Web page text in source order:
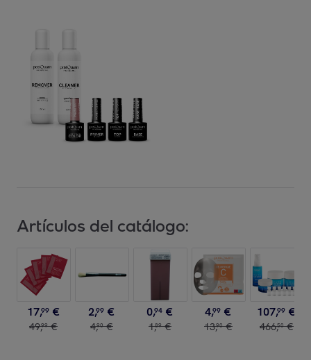
Artículos del catálogo:
17,99 €
49,99 €
2,99 €
4,90 €
0,94 €
1,89 €
4,99 €
13,90 €
107,99 €
466,50 €